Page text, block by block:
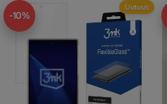
-10%
Uutuus